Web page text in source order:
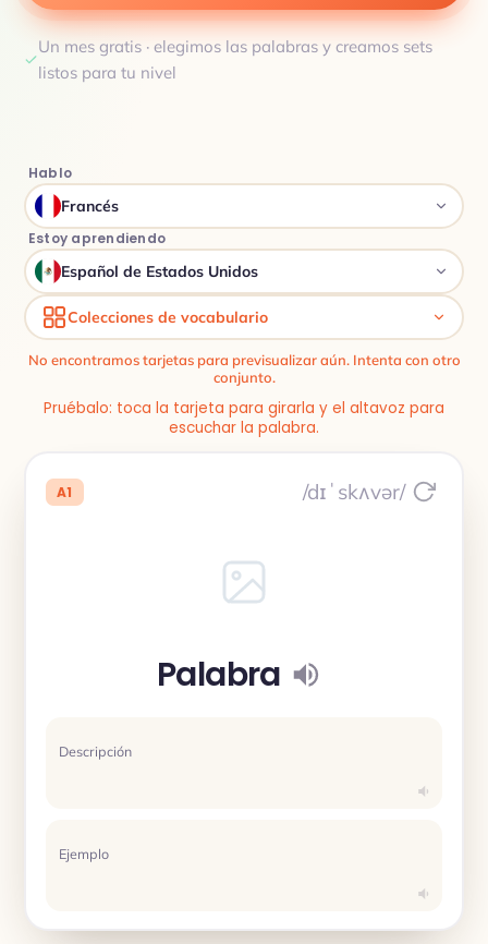
Un mes gratis · elegimos las palabras y creamos sets
listos para tu nivel
Hablo
Francés
Estoy aprendiendo
Español de Estados Unidos
Colecciones de vocabulario
No encontramos tarjetas para previsualizar aún. Intenta con otro
conjunto.
Pruébalo: toca la tarjeta para girarla y el altavoz para
escuchar la palabra.
A1 /dɪˈskʌvər/
Palabra
Descripción
Ejemplo